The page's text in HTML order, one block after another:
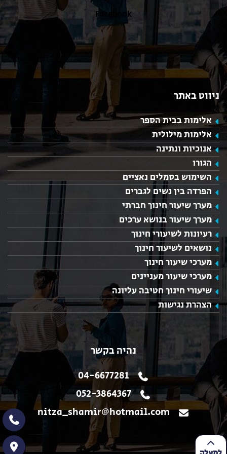
Facebook
ניווט באתר
אלימות בבית הספר
אלימות מילולית
אנוכיות ונתינה
הגורו
השימוש בסמלים נאציים
הפרדה בין נשים לגברים
מערך שיעור חינוך חברתי
מערך שיעור בנושא ערכים
רעיונות לשיעורי חינוך
נושאים לשיעור חינוך
מערכי שיעור חינוך
מערכי שיעור מעניינים
שיעורי חינוך חטיבה עליונה
הצהרת נגישות
נהיה בקשר
04-6677281
052-3864367
nitza_shamir@hotmail.com